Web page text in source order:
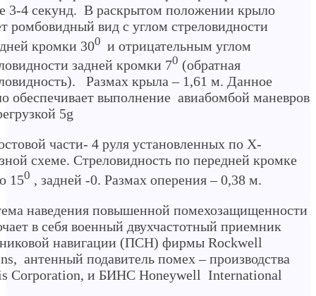
3-4 секунд. В раскрытом положении крыло
ромбовидный вид с углом стреловидности
кромки 300 и отрицательным углом
задней кромки 70 (обратная
Размах крыла – 1,61 м. Данное
обеспечивает выполнение авиабомбой маневров
5g
части- 4 руля установленных по Х-
схеме. Стреловидность по передней кромке
150 , задней -0. Размах оперения – 0,38 м.
наведения повышенной помехозащищенности
в себя военный двухчастотный приемник
навигации (ПСН) фирмы Rockwell
антенный подавитель помех – производства
Corporation, и БИНС Honeywell International